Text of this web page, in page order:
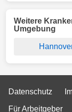
Weitere
Umgebung
Datenschutz
Für Arbeitgeber